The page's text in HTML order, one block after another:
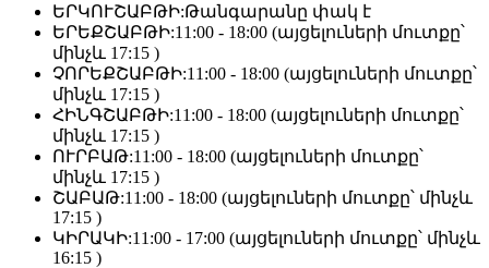
ԵՐԿՈՒՇԱԲԹԻ:Թանգարանը փակ է
ԵՐԵՔՇԱԲԹԻ:11:00 - 18:00 (այցելուների մուտքը՝
մինչև 17:15 )
ՉՈՐԵՔՇԱԲԹԻ:11:00 - 18:00 (այցելուների մուտքը՝
մինչև 17:15 )
ՀԻՆԳՇԱԲԹԻ:11:00 - 18:00 (այցելուների մուտքը՝
մինչև 17:15 )
ՈՒՐԲԱԹ:11:00 - 18:00 (այցելուների մուտքը՝
մինչև 17:15 )
ՇԱԲԱԹ:11:00 - 18:00 (այցելուների մուտքը՝ մինչև
17:15 )
ԿԻՐԱԿԻ:11:00 - 17:00 (այցելուների մուտքը՝ մինչև
16:15 )